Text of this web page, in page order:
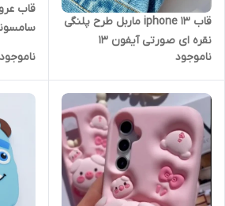
قاب iphone 13 ماربل طرح پلنگی
نقره ای صورتی آیفون 13
ناموجود
قاب
ناموجود